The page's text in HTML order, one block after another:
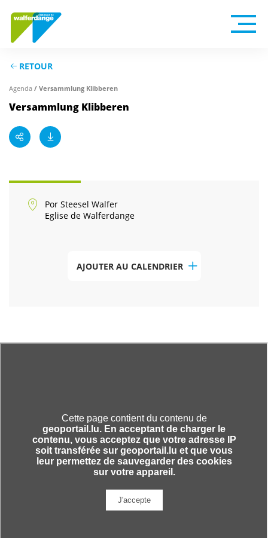
RETOUR
Agenda / Versammlung Klibberen
Versammlung Klibberen
Por Steesel Walfer
Eglise de Walferdange
AJOUTER AU CALENDRIER